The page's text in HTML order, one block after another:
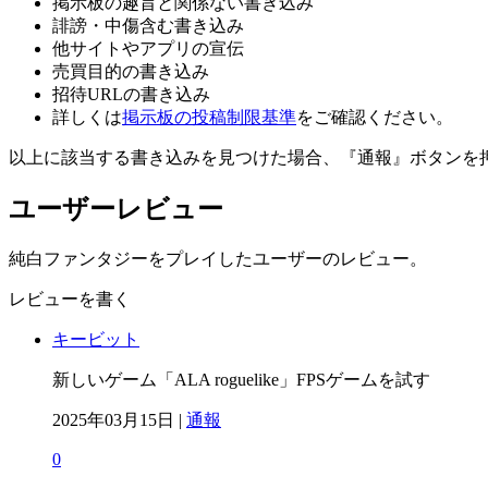
誹謗・中傷含む書き込み
他サイトやアプリの宣伝
売買目的の書き込み
招待URLの書き込み
詳しくは掲示板の投稿制限基準をご確認ください。
以上に該当する書き込みを見つけた場合、 『通報』ボタンを
ユーザーレビュー
純白ファンタジーをプレイしたユーザーのレビュー。
レビューを書く
キービット
新しいゲーム「ALA roguelike」FPSゲームを試す
2025年03月15日 | 通報
0